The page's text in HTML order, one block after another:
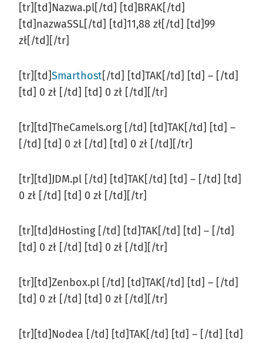
[tr][td]Nazwa.pl[/td] [td]BRAK[/td]
[td]nazwaSSL[/td] [td]11,88 zł[/td] [td]99
zł[/td][/tr]
[tr][td]Smarthost[/td] [td]TAK[/td] [td] – [/td]
[td] 0 zł [/td] [td] 0 zł [/td][/tr]
[tr][td]TheCamels.org [/td] [td]TAK[/td] [td] –
[/td] [td] 0 zł [/td] [td] 0 zł [/td][/tr]
[tr][td]JDM.pl [/td] [td]TAK[/td] [td] – [/td] [td]
0 zł [/td] [td] 0 zł [/td][/tr]
[tr][td]dHosting [/td] [td]TAK[/td] [td] – [/td]
[td] 0 zł [/td] [td] 0 zł [/td][/tr]
[tr][td]Zenbox.pl [/td] [td]TAK[/td] [td] – [/td]
[td] 0 zł [/td] [td] 0 zł [/td][/tr]
[tr][td]Nodea [/td] [td]TAK[/td] [td] – [/td] [td]